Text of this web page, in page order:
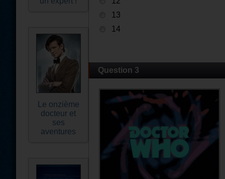
Le onzième
docteur et
ses
aventures
13
14
Question 3